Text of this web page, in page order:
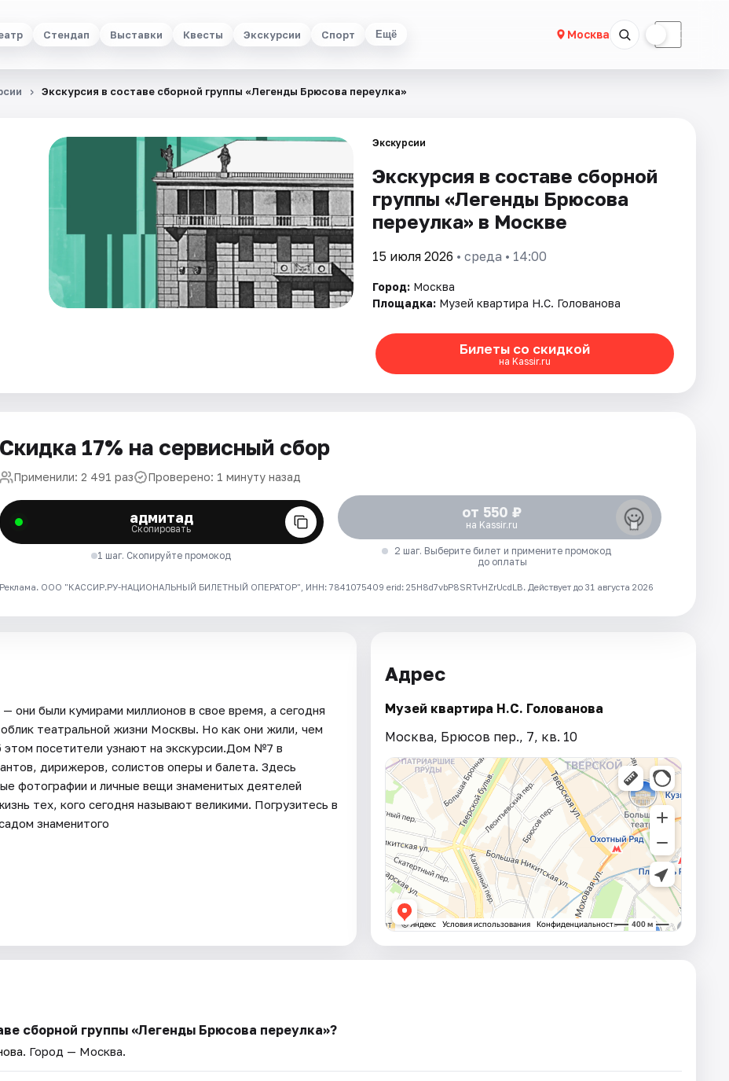
Стендап Выставки Квесты Экскурсии Спорт Ещё Москва ☾
Экскурсия в составе сборной группы «Легенды Брюсова переулка»
Экскурсии
Экскурсия в составе сборной
группы «Легенды Брюсова
переулка» в Москве
15 июля 2026 • среда • 14:00
Город: Москва
Площадка: Музей квартира Н.С. Голованова
Билеты со скидкой
на Kassir.ru
Скидка 17% на сервисный сбор
Применили: 2 491 раз Проверено: 1 минуту назад
адмитад
Скопировать
1 шаг. Скопируйте промокод
от 550 ₽
на Kassir.ru
2 шаг. Выберите билет и примените промокод
до оплаты
Реклама. ООО "КАССИР.РУ-НАЦИОНАЛЬНЫЙ БИЛЕТНЫЙ ОПЕРАТОР", ИНН: 7841075409 erid: 25H8d7vbP8SRTvHZrUcdLB. Действует до 31 августа 2026
были кумирами миллионов в свое время, а сегодня
театральной жизни Москвы. Но как они жили, чем
посетители узнают на экскурсии.Дом №7 в
дирижеров, солистов оперы и балета. Здесь
фотографии и личные вещи знаменитых деятелей
тех, кого сегодня называют великими. Погрузитесь в
знаменитого
Адрес
Музей квартира Н.С. Голованова
Москва, Брюсов пер., 7, кв. 10
сборной группы «Легенды Брюсова переулка»?
. Город — Москва.